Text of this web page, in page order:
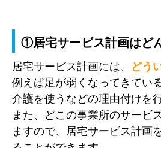
①居宅サービス計画はど
居宅サービス計画には、 どう
例えば足が弱くなってきてい
介護を使うなどの理由付けを
また、どこの事業所のサービ
ますので、居宅サービス計画